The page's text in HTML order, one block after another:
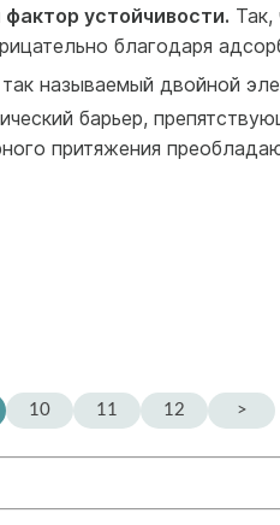
устойчивости. Так,
благодаря
называемый двойной
барьер,
притяжения
10 11 12 >